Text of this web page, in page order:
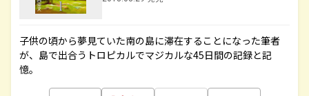
子供の頃から夢見ていた南の島に滞在することになった筆者
が、島で出合うトロピカルでマジカルな45日間の記録と記
憶。